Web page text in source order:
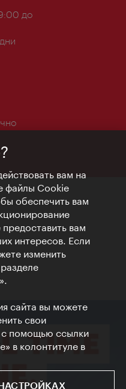
до
вам на
файлы Cookie
обеспечить вам
вам
интересов. Если
изменить
сайта вы можете
свои
с помощью ссылки
в колонтитуле в